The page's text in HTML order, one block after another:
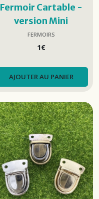
Fermoir Cartable -
version Mini
FERMOIRS
1€
AJOUTER AU PANIER